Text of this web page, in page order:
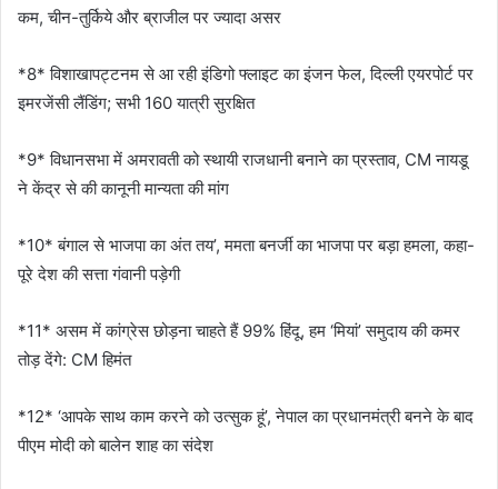
कम, चीन-तुर्किये और ब्राजील पर ज्यादा असर
*8* विशाखापट्टनम से आ रही इंडिगो फ्लाइट का इंजन फेल, दिल्ली एयरपोर्ट पर
इमरजेंसी लैंडिंग; सभी 160 यात्री सुरक्षित
*9* विधानसभा में अमरावती को स्थायी राजधानी बनाने का प्रस्ताव, CM नायडू
ने केंद्र से की कानूनी मान्यता की मांग
*10* बंगाल से भाजपा का अंत तय’, ममता बनर्जी का भाजपा पर बड़ा हमला, कहा-
पूरे देश की सत्ता गंवानी पड़ेगी
*11* असम में कांग्रेस छोड़ना चाहते हैं 99% हिंदू, हम ‘मियां’ समुदाय की कमर
तोड़ देंगे: CM हिमंत
*12* ‘आपके साथ काम करने को उत्सुक हूं’, नेपाल का प्रधानमंत्री बनने के बाद
पीएम मोदी को बालेन शाह का संदेश